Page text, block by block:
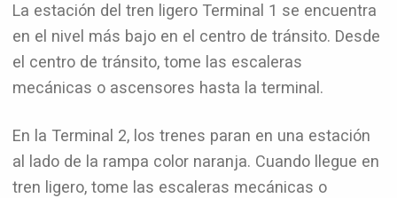
La estación del tren ligero Terminal 1 se encuentra
en el nivel más bajo en el centro de tránsito. Desde
el centro de tránsito, tome las escaleras
mecánicas o ascensores hasta la terminal.
En la Terminal 2, los trenes paran en una estación
al lado de la rampa color naranja. Cuando llegue en
tren ligero, tome las escaleras mecánicas o